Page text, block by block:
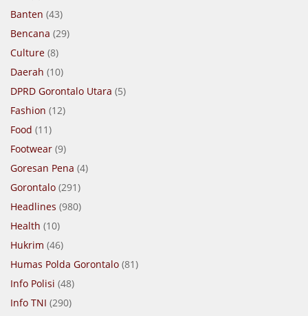
Banten (43)
Bencana (29)
Culture (8)
Daerah (10)
DPRD Gorontalo Utara (5)
Fashion (12)
Food (11)
Footwear (9)
Goresan Pena (4)
Gorontalo (291)
Headlines (980)
Health (10)
Hukrim (46)
Humas Polda Gorontalo (81)
Info Polisi (48)
Info TNI (290)